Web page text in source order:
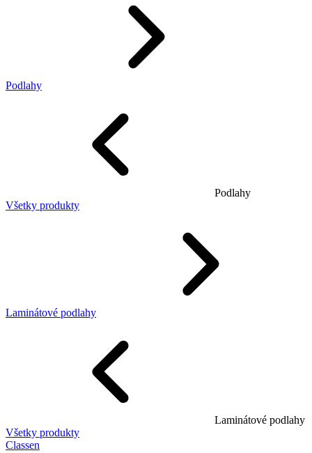
Podlahy
Podlahy
Všetky produkty
Laminátové podlahy
Laminátové podlahy
Všetky produkty
Classen